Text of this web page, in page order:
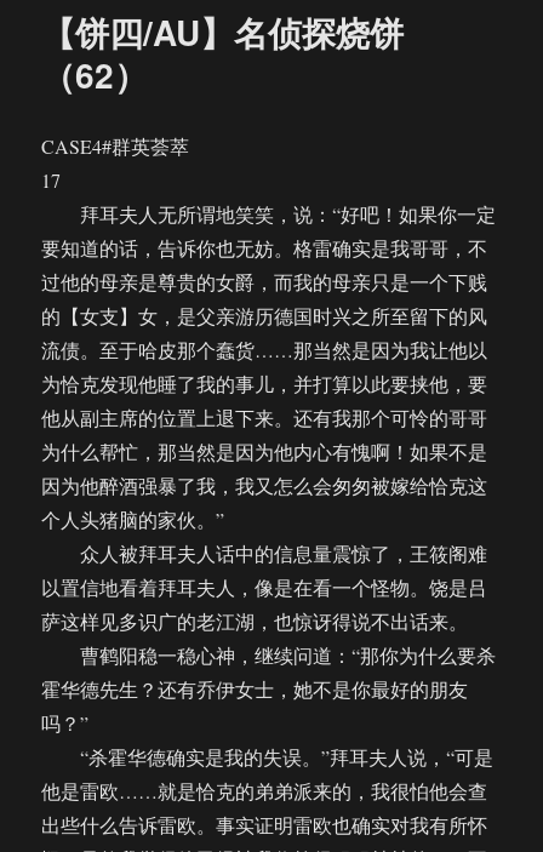
侦
探
【饼四/AU】名侦探烧饼
（62）
CASE4#群英荟萃
17
拜耳夫人无所谓地笑笑，说：“好吧！如果你一定
要知道的话，告诉你也无妨。格雷确实是我哥哥，不
过他的母亲是尊贵的女爵，而我的母亲只是一个下贱
的【女支】女，是父亲游历德国时兴之所至留下的风
流债。至于哈皮那个蠢货……那当然是因为我让他以
为恰克发现他睡了我的事儿，并打算以此要挟他，要
他从副主席的位置上退下来。还有我那个可怜的哥哥
为什么帮忙，那当然是因为他内心有愧啊！如果不是
因为他醉酒强暴了我，我又怎么会匆匆被嫁给恰克这
个人头猪脑的家伙。”
众人被拜耳夫人话中的信息量震惊了，王筱阁难
以置信地看着拜耳夫人，像是在看一个怪物。饶是吕
萨这样见多识广的老江湖，也惊讶得说不出话来。
曹鹤阳稳一稳心神，继续问道：“那你为什么要杀
霍华德先生？还有乔伊女士，她不是你最好的朋友
吗？”
“杀霍华德确实是我的失误。”拜耳夫人说，“可是
他是雷欧……就是恰克的弟弟派来的，我很怕他会查
出些什么告诉雷欧。事实证明雷欧也确实对我有所怀